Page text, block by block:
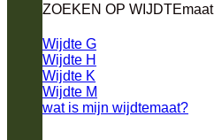
ZOEKEN OP WIJDTEmaat
Wijdte G
Wijdte H
Wijdte K
Wijdte M
wat is mijn wijdtemaat?